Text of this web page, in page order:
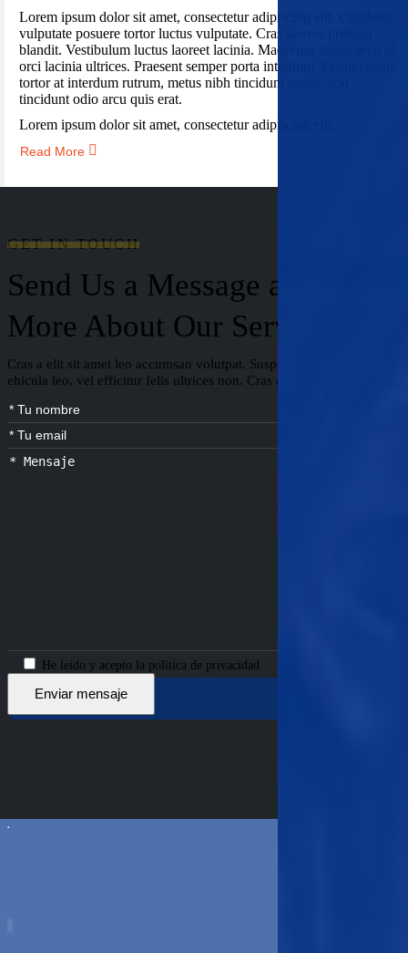
Lorem ipsum dolor sit amet, consectetur adipiscing elit. Curabitur
vulputate posuere tortor luctus vulputate. Cras laoreet pretium
blandit. Vestibulum luctus laoreet lacinia. Maecenas luctus arcu ut
orci lacinia ultrices. Praesent semper porta interdum. Etiam cursus,
tortor at interdum rutrum, metus nibh tincidunt purus, non
tincidunt odio arcu quis erat.
Lorem ipsum dolor sit amet, consectetur adipiscing elit.
Read More
GET IN TOUCH
Send Us a Message and Learn
More About Our Services
Cras a elit sit amet leo accumsan volutpat. Suspendisse hendreriast
ehicula leo, vel efficitur felis ultrices non. Cras a elit sit amet.
He leído y acepto la política de privacidad